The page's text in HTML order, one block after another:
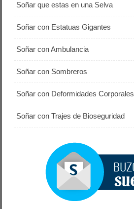
Soñar que estas en una Selva
Soñar con Estatuas Gigantes
Soñar con Ambulancia
Soñar con Sombreros
Soñar con Deformidades Corporales
Soñar con Trajes de Bioseguridad